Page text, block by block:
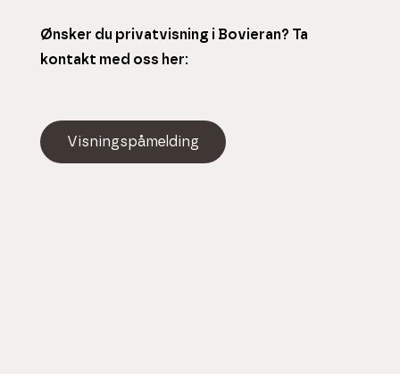
Ønsker du privatvisning i Bovieran? Ta
kontakt med oss her:
Visningspåme ding